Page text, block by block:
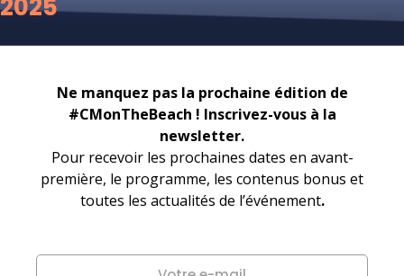
2025
Ne manquez pas la prochaine édition de
#CMonTheBeach ! Inscrivez-vous à la
newsletter.
Pour recevoir les prochaines dates en avant-
première, le programme, les contenus bonus et
toutes les actualités de l’événement.